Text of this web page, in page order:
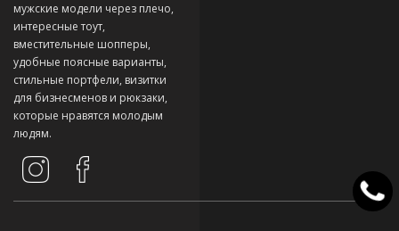
мужские модели через плечо,
интересные тоут,
вместительные шопперы,
удобные поясные варианты,
стильные портфели, визитки
для бизнесменов и рюкзаки,
которые нравятся молодым
людям.